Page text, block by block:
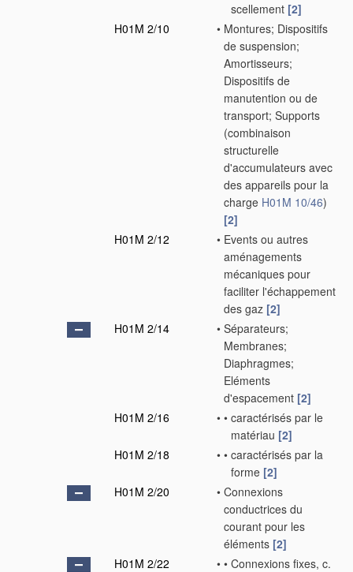
scellement [2]
H01M 2/10
• Montures; Dispositifs
de suspension;
Amortisseurs;
Dispositifs de
manutention ou de
transport; Supports
(combinaison
structurelle
d'accumulateurs avec
des appareils pour la
charge H01M 10/46)
[2]
H01M 2/12
• Events ou autres
aménagements
mécaniques pour
faciliter l'échappement
des gaz [2]
H01M 2/14
• Séparateurs;
Membranes;
Diaphragmes;
Eléments
d'espacement [2]
H01M 2/16
• • caractérisés par le
matériau [2]
H01M 2/18
• • caractérisés par la
forme [2]
H01M 2/20
• Connexions
conductrices du
courant pour les
éléments [2]
H01M 2/22
• • Connexions fixes, c.